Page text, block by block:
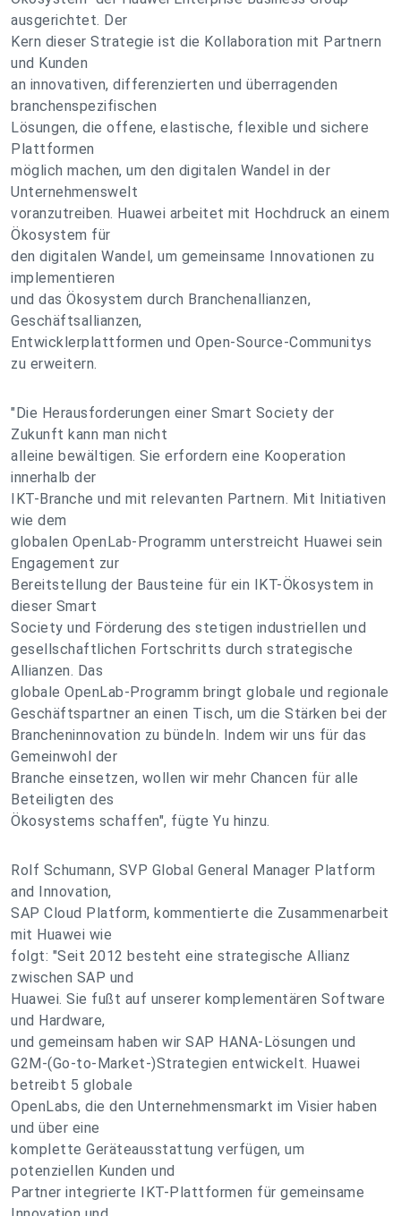
ausgerichtet. Der
Kern dieser Strategie ist die Kollaboration mit Partnern
und Kunden
an innovativen, differenzierten und überragenden
branchenspezifischen
Lösungen, die offene, elastische, flexible und sichere
Plattformen
möglich machen, um den digitalen Wandel in der
Unternehmenswelt
voranzutreiben. Huawei arbeitet mit Hochdruck an einem
Ökosystem für
den digitalen Wandel, um gemeinsame Innovationen zu
implementieren
und das Ökosystem durch Branchenallianzen,
Geschäftsallianzen,
Entwicklerplattformen und Open-Source-Communitys
zu erweitern.
"Die Herausforderungen einer Smart Society der
Zukunft kann man nicht
alleine bewältigen. Sie erfordern eine Kooperation
innerhalb der
IKT-Branche und mit relevanten Partnern. Mit Initiativen
wie dem
globalen OpenLab-Programm unterstreicht Huawei sein
Engagement zur
Bereitstellung der Bausteine für ein IKT-Ökosystem in
dieser Smart
Society und Förderung des stetigen industriellen und
gesellschaftlichen Fortschritts durch strategische
Allianzen. Das
globale OpenLab-Programm bringt globale und regionale
Geschäftspartner an einen Tisch, um die Stärken bei der
Brancheninnovation zu bündeln. Indem wir uns für das
Gemeinwohl der
Branche einsetzen, wollen wir mehr Chancen für alle
Beteiligten des
Ökosystems schaffen", fügte Yu hinzu.
Rolf Schumann, SVP Global General Manager Platform
and Innovation,
SAP Cloud Platform, kommentierte die Zusammenarbeit
mit Huawei wie
folgt: "Seit 2012 besteht eine strategische Allianz
zwischen SAP und
Huawei. Sie fußt auf unserer komplementären Software
und Hardware,
und gemeinsam haben wir SAP HANA-Lösungen und
G2M-(Go-to-Market-)Strategien entwickelt. Huawei
betreibt 5 globale
OpenLabs, die den Unternehmensmarkt im Visier haben
und über eine
komplette Geräteausstattung verfügen, um
potenziellen Kunden und
Partner integrierte IKT-Plattformen für gemeinsame